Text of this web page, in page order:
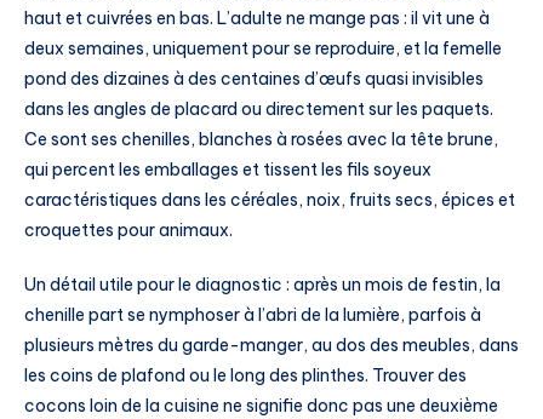
haut et cuivrées en bas. L’adulte ne mange pas : il vit une à
deux semaines, uniquement pour se reproduire, et la femelle
pond des dizaines à des centaines d’œufs quasi invisibles
dans les angles de placard ou directement sur les paquets.
Ce sont ses chenilles, blanches à rosées avec la tête brune,
qui percent les emballages et tissent les fils soyeux
caractéristiques dans les céréales, noix, fruits secs, épices et
croquettes pour animaux.
Un détail utile pour le diagnostic : après un mois de festin, la
chenille part se nymphoser à l’abri de la lumière, parfois à
plusieurs mètres du garde-manger, au dos des meubles, dans
les coins de plafond ou le long des plinthes. Trouver des
cocons loin de la cuisine ne signifie donc pas une deuxième